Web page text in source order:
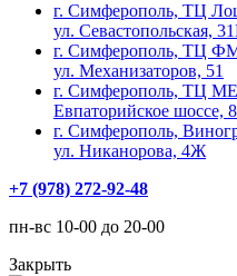
г. Симферополь, ТЦ
ул. Севастопольская,
г. Симферополь, ТЦ
ул. Механизаторов, 51
г. Симферополь, ТЦ
Евпаторийское шоссе, 8
г. Симферополь,
ул. Никанорова, 4Ж
+7 (978) 272-92-48
пн-вс 10-00 до 20-00
Закрыть